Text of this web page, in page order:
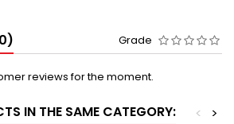
Grade
reviews for the moment.
IN THE SAME CATEGORY: >
<